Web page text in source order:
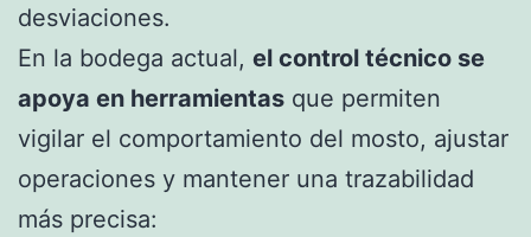
desviaciones.
En la bodega actual, el control técnico se
apoya en herramientas que permiten
vigilar el comportamiento del mosto, ajustar
operaciones y mantener una trazabilidad
más precisa: